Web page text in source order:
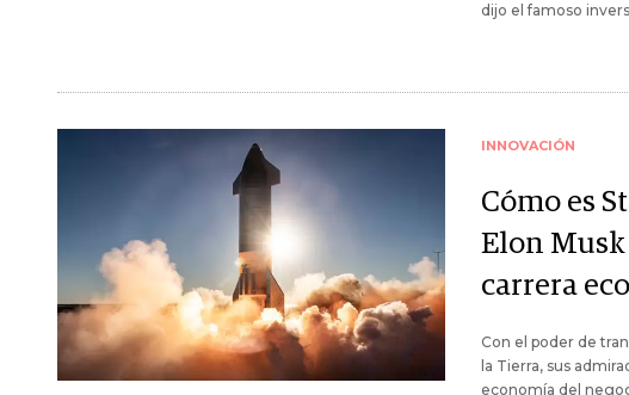
dijo el famoso
INNOVACIÓN
Cómo es
Elon
carrera
Con el poder de
la Tierra, sus
economía del